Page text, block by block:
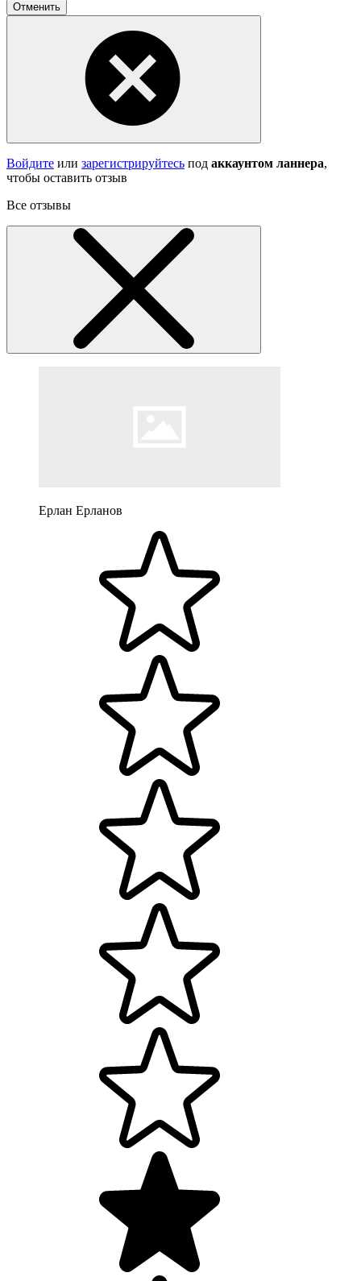
Отменить
Войдите или зарегистрируйтесь под аккаунтом ланнера,
чтобы оставить отзыв
Все отзывы
Ерлан Ерланов